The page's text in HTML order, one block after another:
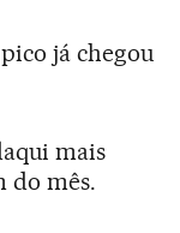
já chegou
mais
do mês.